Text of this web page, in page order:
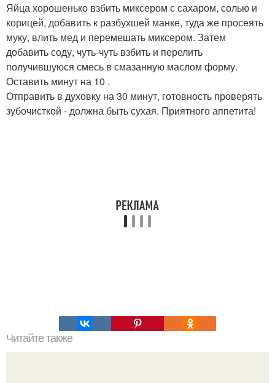
Яйца хорошенько взбить миксером с сахаром, солью и
корицей, добавить к разбухшей манке, туда же просеять
муку, влить мед и перемешать миксером. Затем
добавить соду, чуть-чуть взбить и перелить
получившуюся смесь в смазанную маслом форму.
Оставить минут на 10 .
Отправить в духовку на 30 минут, готовность проверять
зубочисткой - должна быть сухая. Приятного аппетита!
Читайте также